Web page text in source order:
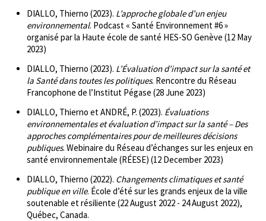
DIALLO, Thierno (2023). L’approche globale d’un enjeu
environnemental. Podcast « Santé Environnement #6 »
organisé par la Haute école de santé HES-SO Genève (12 May
2023)
DIALLO, Thierno (2023). L’Évaluation d’impact sur la santé et
la Santé dans toutes les politiques. Rencontre du Réseau
Francophone de l’Institut Pégase (28 June 2023)
DIALLO, Thierno et ANDRÉ, P. (2023). Évaluations
environnementales et évaluation d’impact sur la santé – Des
approches complémentaires pour de meilleures décisions
publiques. Webinaire du Réseau d’échanges sur les enjeux en
santé environnementale (RÉESE) (12 December 2023)
DIALLO, Thierno (2022). Changements climatiques et santé
publique en ville. École d’été sur les grands enjeux de la ville
soutenable et résiliente (22 August 2022 - 24 August 2022),
Québec, Canada.